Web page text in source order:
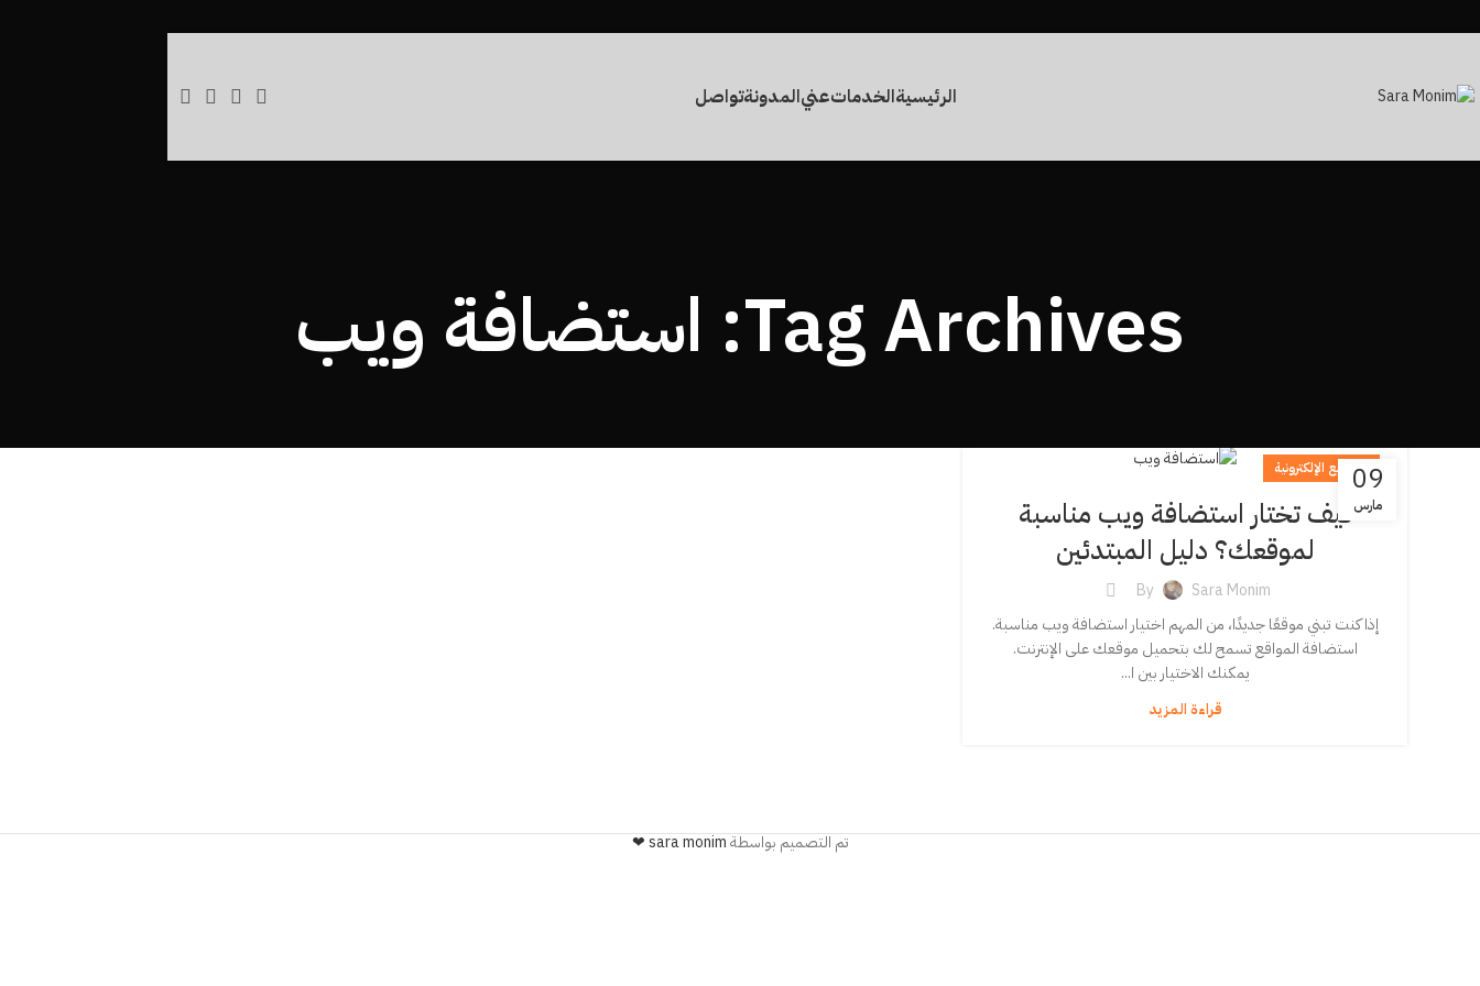
الرئيسيةالخدماتعنيالمدونةتواصل
Tag Archives: استضافة ويب
09
مارس
المواقع الإلكترونية
كيف تختار استضافة ويب مناسبة
لموقعك؟ دليل المبتدئين
By
Sara Monim
إذا كنت تبني موقعًا جديدًا، من المهم اختيار استضافة ويب مناسبة.
استضافة المواقع تسمح لك بتحميل موقعك على الإنترنت.
يمكنك الاختيار بين ا...
قراءة المزيد
تم التصميم بواسطةsara monim ❤